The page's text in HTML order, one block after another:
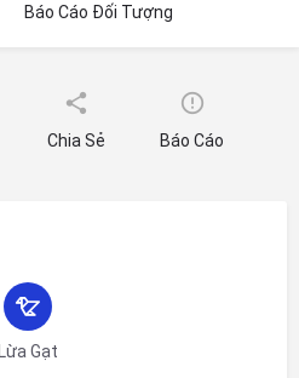
Báo Cáo Đối Tượng
Chia Sẻ Báo Cáo
Lừa Gạt